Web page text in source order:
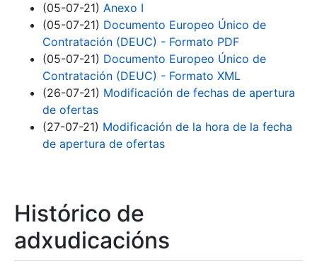
(05-07-21) Anexo I
(05-07-21) Documento Europeo Único de
Contratación (DEUC) - Formato PDF
(05-07-21) Documento Europeo Único de
Contratación (DEUC) - Formato XML
(26-07-21) Modificación de fechas de apertura
de ofertas
(27-07-21) Modificación de la hora de la fecha
de apertura de ofertas
Histórico de
adxudicacións